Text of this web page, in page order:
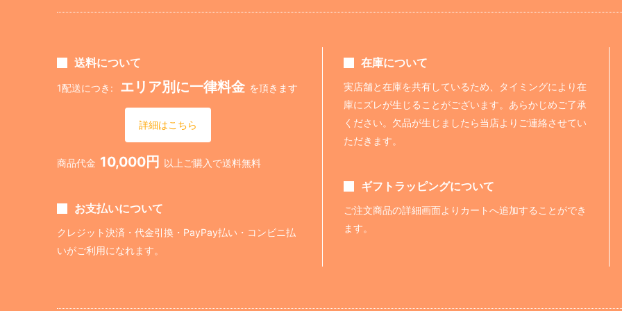
送料について
1配送につき: エリア別に一律料金 を頂きます
詳細はこちら
商品代金 10,000円 以上ご購入で送料無料
お支払いについて
クレジット決済・代金引換・PayPay払い・コンビニ払
いがご利用になれます。
在庫について
実店舗と在庫を共有しているため、タイミングにより在
庫にズレが生じることがございます。あらかじめご了承
ください。欠品が生じましたら当店よりご連絡させてい
ただきます。
ギフトラッピングについて
ご注文商品の詳細画面よりカートへ追加することができ
ます。